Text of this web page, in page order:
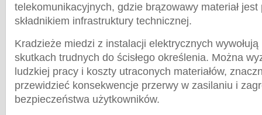
telekomunikacyjnych, gdzie brązowawy materiał
składnikiem infrastruktury technicznej.
Kradzieże miedzi z instalacji elektrycznych
skutkach trudnych do ścisłego określenia. Można
ludzkiej pracy i koszty utraconych materiałów,
przewidzieć konsekwencje przerwy w zasilaniu i
bezpieczeństwa użytkowników.